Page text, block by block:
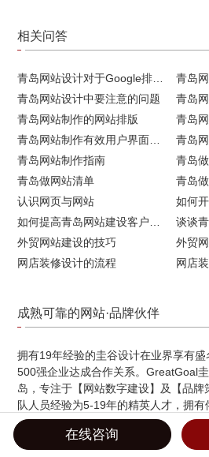
相关问答
青岛网站设计中要注意的问题
青岛
青岛网站制作的网站排版
青岛
青岛网站制作指南
青岛
青岛做网站清单
青岛
认识网页与网站
如何
外贸网站建设的技巧
网店装修设计的流程
网店
成熟可靠的网站·品牌伙伴
拥有19年经验的圭谷设计在业界享有
500强企业达成合作关系。GreatGoal
岛，专注于【网站数字建设】及【品牌
队人员经验为5-19年的精英人才，拥有
身的创意总监等资深经验成员，是一
设计机构。
主营以下业务：网站数字建设 品牌
在线咨询